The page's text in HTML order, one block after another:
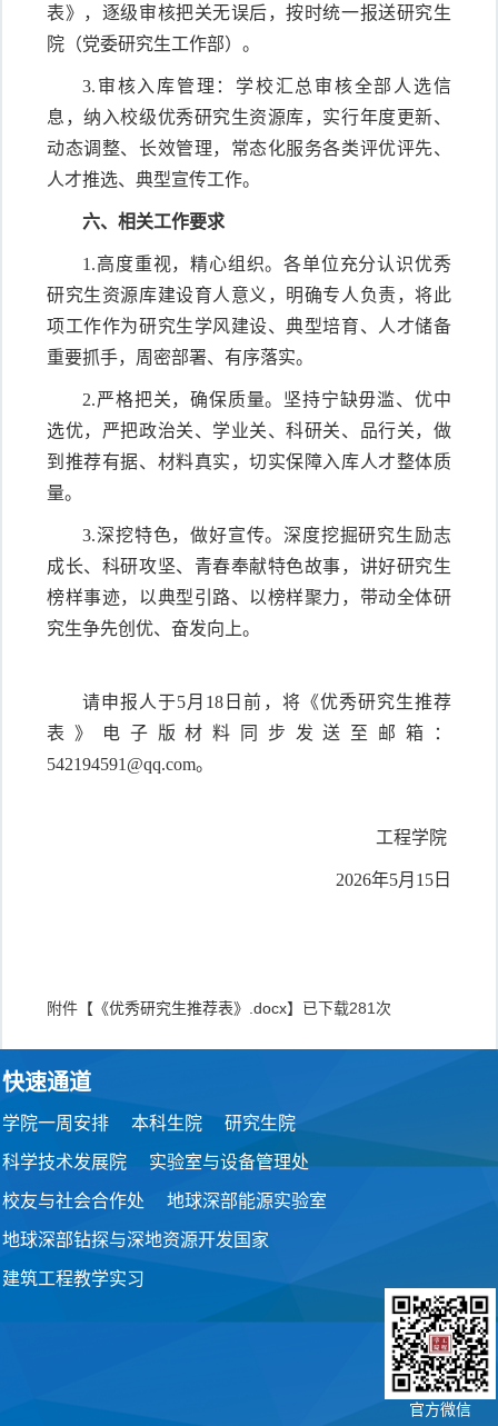
表》，逐级审核把关无误后，按时统一报送研究生
院（党委研究生工作部）。
3.审核入库管理：学校汇总审核全部人选信
息，纳入校级优秀研究生资源库，实行年度更新、
动态调整、长效管理，常态化服务各类评优评先、
人才推选、典型宣传工作。
六、相关工作要求
1.高度重视，精心组织。各单位充分认识优秀
研究生资源库建设育人意义，明确专人负责，将此
项工作作为研究生学风建设、典型培育、人才储备
重要抓手，周密部署、有序落实。
2.严格把关，确保质量。坚持宁缺毋滥、优中
选优，严把政治关、学业关、科研关、品行关，做
到推荐有据、材料真实，切实保障入库人才整体质
量。
3.深挖特色，做好宣传。深度挖掘研究生励志
成长、科研攻坚、青春奉献特色故事，讲好研究生
榜样事迹，以典型引路、以榜样聚力，带动全体研
究生争先创优、奋发向上。
请申报人于5月 18 日前，将《优秀研究生推荐
表》电子版材料同步发送至邮箱：
542194591@qq.com。
工程学院
2026年5月 15日
附件【 《优秀研究生推荐表》.docx】已下载281 次
快速通道
学院一周安排 本科生院 研究生院
科学技术发展院 实验室与设备管理处
校友与社会合作处 地球深部能源实验室
地球深部钻探与深地资源开发国家
建筑工程教学实习
官方微信